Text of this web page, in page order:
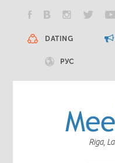
DATING
РУС
Riga,